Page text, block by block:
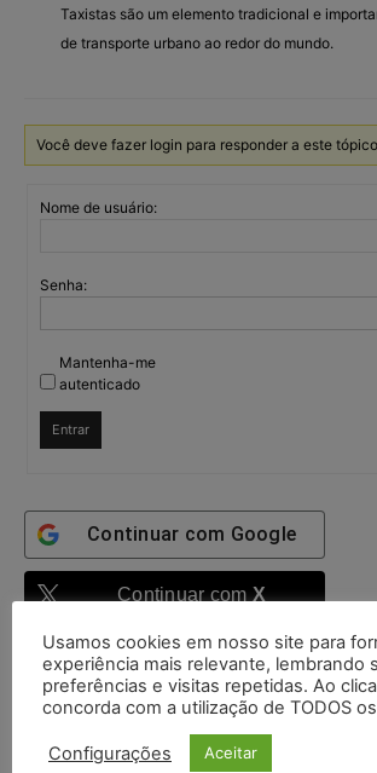
Taxistas são um elemento tradicional e
de transporte urbano ao redor do mundo.
Você deve fazer login para responder a este
Nome de usuário:
Senha:
Mantenha-me
autenticado
Entrar
Continuar com Google
Continuar com X
Usamos cookies em nosso site para
experiência mais relevante, lembrando
preferências e visitas repetidas. Ao
concorda com a utilização de TODOS
Configurações Aceitar